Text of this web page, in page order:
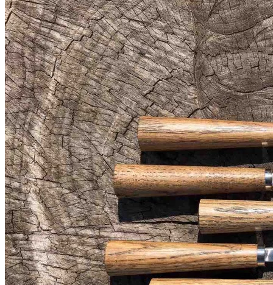
подарочный набор шампуров для мужчины
шампура
шампура набор
купить подарочный набор шампуров
купить набор с шампурами
подарочные шампура
набор шампуров
набор для мангала
набор для мангала
набор для мангала
аксессуары для мангала
набор для шашлыка
набор шампура
мангальный набор
подарок шампура
наборы шампуров подарочные
шампура купить
элитный набор шампуров
шампура на подарок
подарочный набор шампура
шампура для шашлыка подарочные наборы
шампуры в подарок
шампура с деревянной ручкой набор подарочный
наборы шампуров в кейсе
шампура подарочный набор